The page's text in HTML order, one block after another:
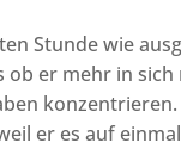
Stunde wie
er mehr in
konzentrieren.
er es auf